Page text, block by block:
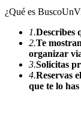
¿Qué es
1.Describes
2.Te
organizar
3.Solicitas
4.Reservas
que te lo